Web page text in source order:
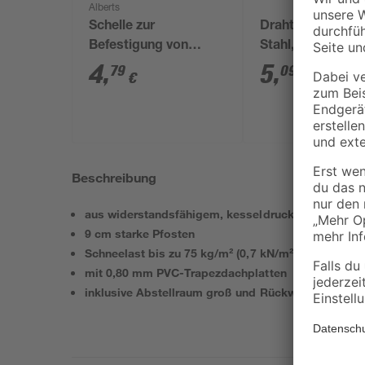
Alberts
Schelle zur
Befestigung von
Geflechtspannstäben
anthrazit Ø 3,4 cm
4,79 €
Drahtspanner
Stahl, grün 3
5,09
Beschreibung
aus widerstandsfähigem,
9 cm starke Pfosten
Schneelast bis zu 75 kg/m² (0,7 kN/m²)
mit 0,80 mm PVC-Trapezdachplatten
inklusive Abstellraum groß und Rückwand